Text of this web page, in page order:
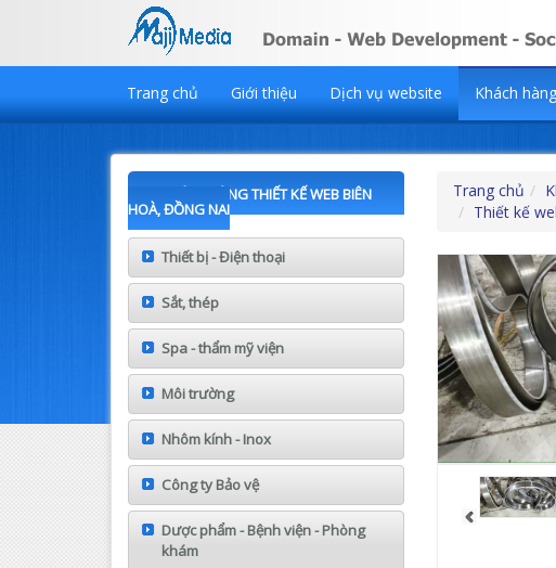
Trang chủ Giới thiệu Dịch vụ website Khách hàng
KHÁCH HÀNG THIẾT KẾ WEB BIÊN
HOÀ, ĐỒNG NAI
Thiết bị - Điện thoại
Sắt, thép
Spa - thẩm mỹ viện
Môi trường
Nhôm kính - Inox
Công ty Bảo vệ
Dược phẩm - Bệnh viện - Phòng
khám
Trang chủ
Thiết kế